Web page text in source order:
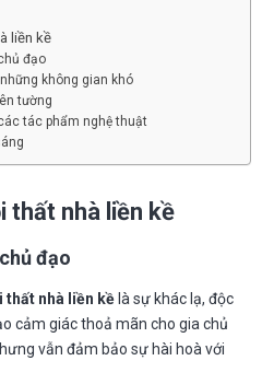
liền kề
đạo
không gian khó
tường
tác phẩm nghệ thuật
thất nhà liền kề
đạo
thất nhà liền kề là sự khác lạ, độc
cảm giác thoả mãn cho gia chủ
vẫn đảm bảo sự hài hoà với